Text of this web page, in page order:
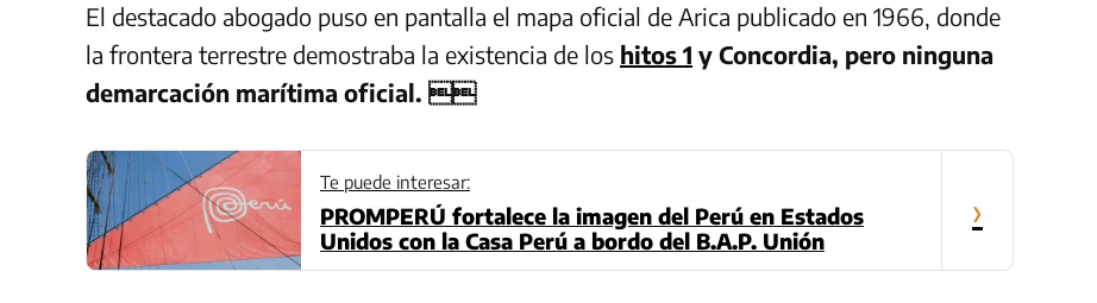
El destacado abogado puso en pantalla el mapa oficial de Arica publicado en 1966, donde
la frontera terrestre demostraba la existencia de los hitos 1 y Concordia, pero ninguna
demarcación marítima oficial. 
Te puede interesar:
PROMPERÚ fortalece la imagen del Perú en Estados
Unidos con la Casa Perú a bordo del B.A.P. Unión
›